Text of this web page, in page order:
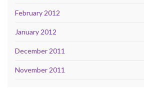
February 2012
January 2012
December 2011
November 2011